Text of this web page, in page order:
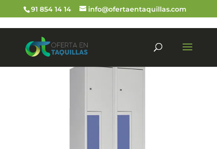
91 854 14 14 info@ofertaentaquillas.com